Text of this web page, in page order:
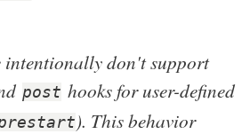
don't support
post hooks for user-defined
). This behavior